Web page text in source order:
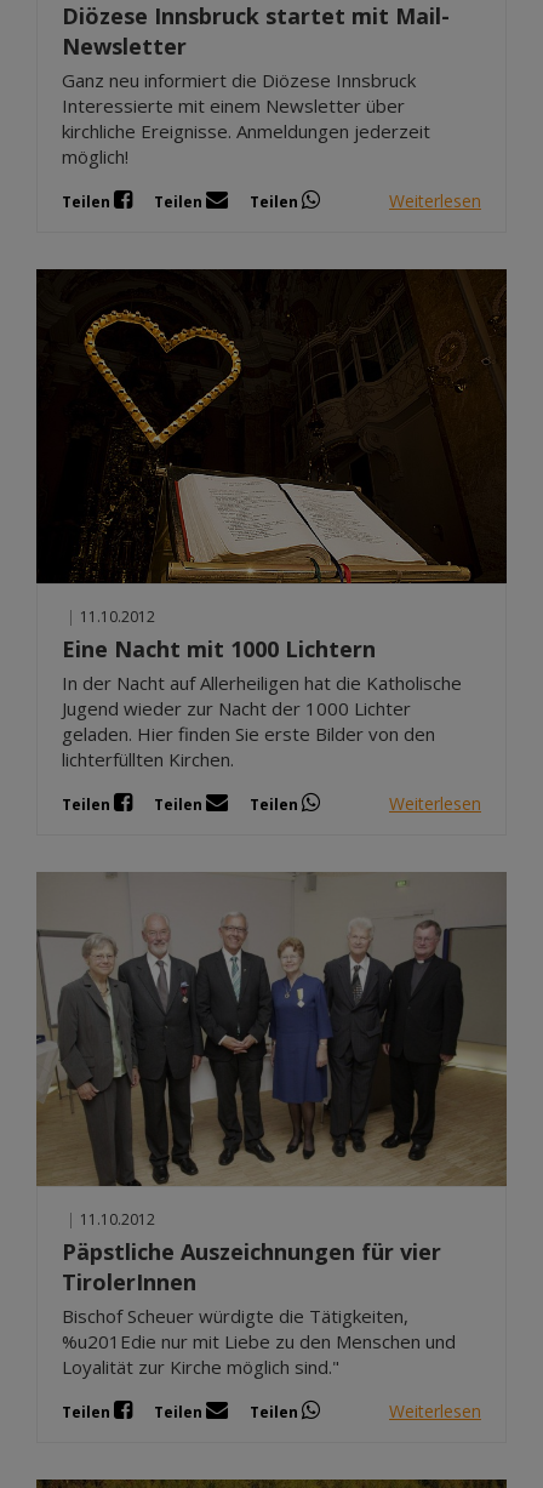
Diözese Innsbruck startet mit Mail-
Newsletter
Ganz neu informiert die Diözese Innsbruck
Interessierte mit einem Newsletter über
kirchliche Ereignisse. Anmeldungen jederzeit
möglich!
Teilen Teilen Teilen Weiterlesen
| 11.10.2012
Eine Nacht mit 1000 Lichtern
In der Nacht auf Allerheiligen hat die Katholische
Jugend wieder zur Nacht der 1000 Lichter
geladen. Hier finden Sie erste Bilder von den
lichterfüllten Kirchen.
Teilen Teilen Teilen Weiterlesen
| 11.10.2012
Päpstliche Auszeichnungen für vier
TirolerInnen
Bischof Scheuer würdigte die Tätigkeiten,
%u201Edie nur mit Liebe zu den Menschen und
Loyalität zur Kirche möglich sind."
Teilen Teilen Teilen Weiterlesen